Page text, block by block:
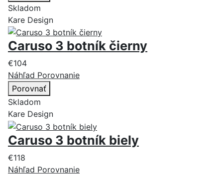
Skladom
Kare Design
Caruso 3 botník čierny
€104
Náhľad Porovnanie
Porovnať
Skladom
Kare Design
Caruso 3 botník biely
€118
Náhľad Porovnanie